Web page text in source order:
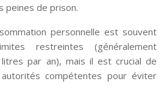
peines de prison.
personnelle est souvent
restreintes (généralement
par an), mais il est crucial de
compétentes pour éviter